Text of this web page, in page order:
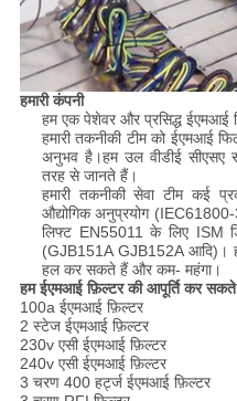
हमारी कंपनी
हम एक पेशेवर और प्रसिद्ध ईएमआई
हमारी तकनीकी टीम को ईएमआई
अनुभव है।हम उल वीडीई सीएसए
तरह से जानते हैं।
हमारी तकनीकी सेवा टीम कई
औद्योगिक अनुप्रयोग (IEC61800-
लिफ्ट EN55011 के लिए ISM
(GJB151A GJB152A आदि)।
हल कर सकते हैं और कम- महंगा।
हम ईएमआई फ़िल्टर की आपूर्ति कर
100a ईएमआई फ़िल्टर
2 स्टेज ईएमआई फ़िल्टर
230v एसी ईएमआई फ़िल्टर
240v एसी ईएमआई फ़िल्टर
3 चरण 400 हर्ट्ज ईएमआई फ़िल्टर